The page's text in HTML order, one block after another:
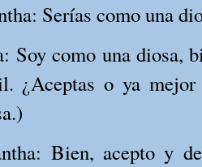
Serías como una
Soy como una diosa,
¿Aceptas o ya
Bien, acepto y